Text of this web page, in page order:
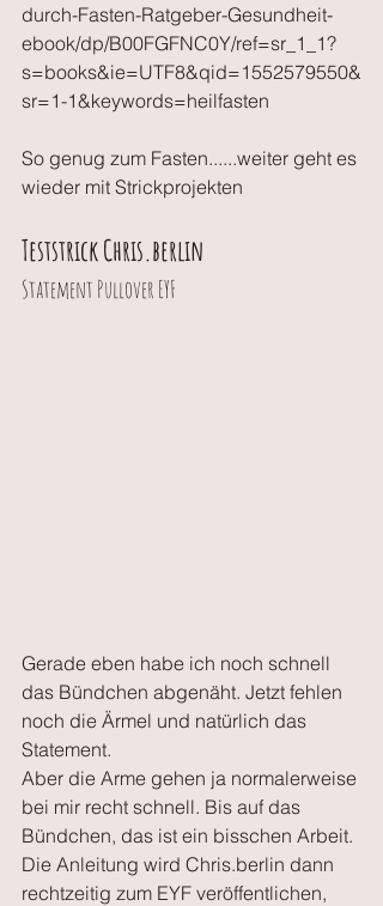
durch-Fasten-Ratgeber-Gesundheit-
ebook/dp/B00FGFNC0Y/ref=sr_1_1?
s=books&ie=UTF8&qid=1552579550&
sr=1-1&keywords=heilfasten
So genug zum Fasten......weiter geht es
wieder mit Strickprojekten
Teststrick Chris.berlin
Statement Pullover EYF
Gerade eben habe ich noch schnell
das Bündchen abgenäht. Jetzt fehlen
noch die Ärmel und natürlich das
Statement.
Aber die Arme gehen ja normalerweise
bei mir recht schnell. Bis auf das
Bündchen, das ist ein bisschen Arbeit.
Die Anleitung wird Chris.berlin dann
rechtzeitig zum EYF veröffentlichen,